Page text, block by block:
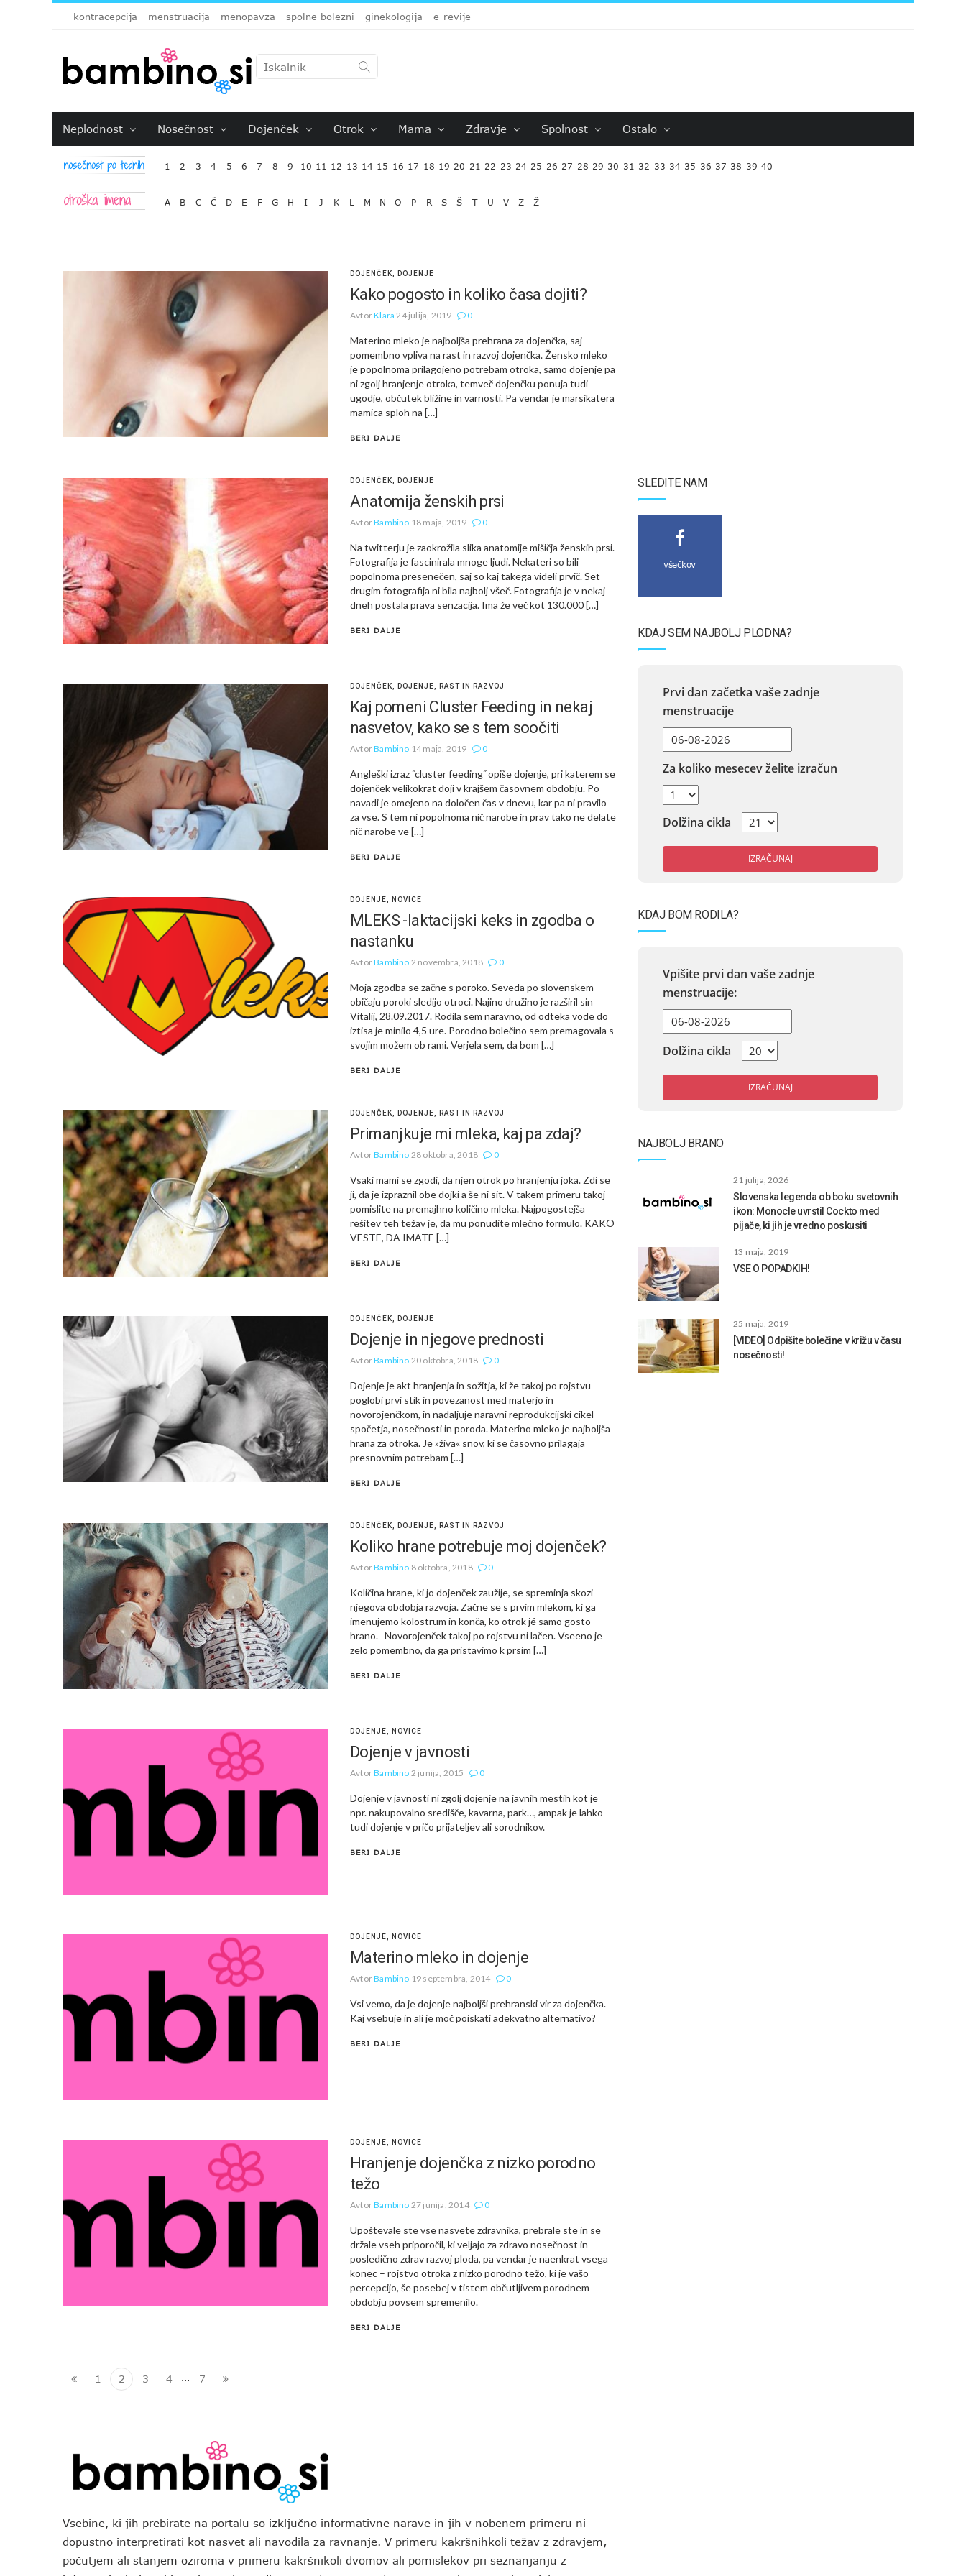
kontracepcija menstruacija menopavza spolne bolezni ginekologija e-revije
Neplodnost Nosečnost Dojenček Otrok Mama Zdravje Spolnost Ostalo
1 2 3 4 5 6 7 8 9 10 11 12 13 14 15 16 17 18 19 20 21 22 23 24 25 26 27 28 29 30 31 32 33 34 35 36 37 38 39 40
A B C Č D E F G H I J K L M N O P R S Š T U V Z Ž
DOJENČEK DOJENJE
Kako pogosto in koliko časa dojiti?
AvtorKlara 24 julija, 2019 0
Materino mleko je najboljša prehrana za dojenčka, saj
pomembno vpliva na rast in razvoj dojenčka. Žensko mleko
je popolnoma prilagojeno potrebam otroka, samo dojenje pa
ni zgolj hranjenje otroka, temveč dojenčku ponuja tudi
ugodje, občutek bližine in varnosti. Pa vendar je marsikatera
mamica sploh na […]
BERI DALJE
DOJENČEK DOJENJE
Anatomija ženskih prsi
AvtorBambino 18 maja, 2019 0
Na twitterju je zaokrožila slika anatomije mišičja ženskih prsi.
Fotografija je fascinirala mnoge ljudi. Nekateri so bili
popolnoma presenečen, saj so kaj takega videli prvič. Set
drugim fotografija ni bila najbolj všeč. Fotografija je v nekaj
dneh postala prava senzacija. Ima že več kot 130.000 […]
BERI DALJE
DOJENČEK DOJENJE RAST IN RAZVOJ
Kaj pomeni Cluster Feeding in nekaj
nasvetov, kako se s tem soočiti
AvtorBambino 14 maja, 2019 0
Angleški izraz ˝cluster feeding˝ opiše dojenje, pri katerem se
dojenček velikokrat doji v krajšem časovnem obdobju. Po
navadi je omejeno na določen čas v dnevu, kar pa ni pravilo
za vse. S tem ni popolnoma nič narobe in prav tako ne delate
nič narobe ve […]
BERI DALJE
DOJENJE NOVICE
MLEKS -laktacijski keks in zgodba o
nastanku
AvtorBambino 2 novembra, 2018 0
Moja zgodba se začne s poroko. Seveda po slovenskem
običaju poroki sledijo otroci. Najino družino je razširil sin
Vitalij, 28.09.2017. Rodila sem naravno, od odteka vode do
iztisa je minilo 4,5 ure. Porodno bolečino sem premagovala s
svojim možem ob rami. Verjela sem, da bom […]
BERI DALJE
DOJENČEK DOJENJE RAST IN RAZVOJ
Primanjkuje mi mleka, kaj pa zdaj?
AvtorBambino 28 oktobra, 2018 0
Vsaki mami se zgodi, da njen otrok po hranjenju joka. Zdi se
ji, da je izpraznil obe dojki a še ni sit. V takem primeru takoj
pomislite na premajhno količino mleka. Najpogostejša
rešitev teh težav je, da mu ponudite mlečno formulo. KAKO
VESTE, DA IMATE […]
BERI DALJE
DOJENČEK DOJENJE
Dojenje in njegove prednosti
AvtorBambino 20 oktobra, 2018 0
Dojenje je akt hranjenja in sožitja, ki že takoj po rojstvu
poglobi prvi stik in povezanost med materjo in
novorojenčkom, in nadaljuje naravni reprodukcijski cikel
spočetja, nosečnosti in poroda. Materino mleko je najboljša
hrana za otroka. Je »živa« snov, ki se časovno prilagaja
presnovnim potrebam […]
BERI DALJE
DOJENČEK DOJENJE RAST IN RAZVOJ
Koliko hrane potrebuje moj dojenček?
AvtorBambino 8 oktobra, 2018 0
Količina hrane, ki jo dojenček zaužije, se spreminja skozi
njegova obdobja razvoja. Začne se s prvim mlekom, ki ga
imenujemo kolostrum in konča, ko otrok jé samo gosto
hrano. Novorojenček takoj po rojstvu ni lačen. Vseeno je
zelo pomembno, da ga pristavimo k prsim […]
BERI DALJE
DOJENJE NOVICE
Dojenje v javnosti
AvtorBambino 2 junija, 2015 0
Dojenje v javnosti ni zgolj dojenje na javnih mestih kot je
npr. nakupovalno središče, kavarna, park…, ampak je lahko
tudi dojenje v pričo prijateljev ali sorodnikov.
BERI DALJE
DOJENJE NOVICE
Materino mleko in dojenje
AvtorBambino 19 septembra, 2014 0
Vsi vemo, da je dojenje najboljši prehranski vir za dojenčka.
Kaj vsebuje in ali je moč poiskati adekvatno alternativo?
BERI DALJE
DOJENJE NOVICE
Hranjenje dojenčka z nizko porodno
težo
AvtorBambino 27 junija, 2014 0
Upoštevale ste vse nasvete zdravnika, prebrale ste in se
držale vseh priporočil, ki veljajo za zdravo nosečnost in
posledično zdrav razvoj ploda, pa vendar je naenkrat vsega
konec – rojstvo otroka z nizko porodno težo, ki je vašo
percepcijo, še posebej v tistem občutljivem porodnem
obdobju povsem spremenilo.
BERI DALJE
1 2 3 4 … 7
SLEDITE NAM
všečkov
KDAJ SEM NAJBOLJ PLODNA?
Prvi dan začetka vaše zadnje
menstruacije
Za koliko mesecev želite izračun
Dolžina cikla
IZRAČUNAJ
KDAJ BOM RODILA?
Vpišite prvi dan vaše zadnje
menstruacije:
Dolžina cikla
IZRAČUNAJ
NAJBOLJ BRANO
21 julija, 2026
Slovenska legenda ob boku svetovnih
ikon: Monocle uvrstil Cockto med
pijače, ki jih je vredno poskusiti
13 maja, 2019
VSE O POPADKIH!
25 maja, 2019
[VIDEO] Odpišite bolečine v križu v času
nosečnosti!
Vsebine, ki jih prebirate na portalu so izključno informativne narave in jih v nobenem primeru ni
dopustno interpretirati kot nasvet ali navodila za ravnanje. V primeru kakršnihkoli težav z zdravjem,
počutjem ali stanjem oziroma v primeru kakršnikoli dvomov ali pomislekov pri seznanjanju z